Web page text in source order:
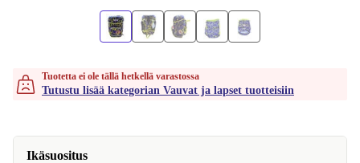
Tuotetta ei ole tällä hetkellä varastossa
Tutustu lisää kategorian Vauvat ja lapset tuotteisiin
Ikäsuositus